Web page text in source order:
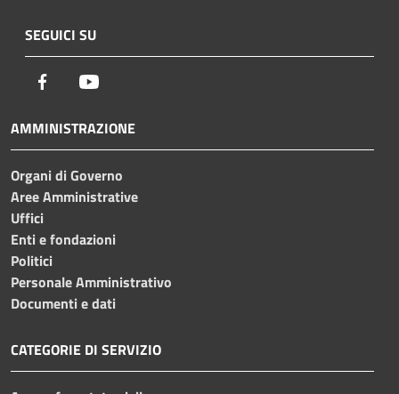
SEGUICI SU
Facebook
AMMINISTRAZIONE
Organi di Governo
Aree Amministrative
Uffici
Enti e fondazioni
Politici
Personale Amministrativo
Documenti e dati
CATEGORIE DI SERVIZIO